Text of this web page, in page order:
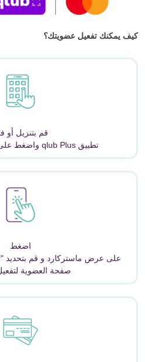
كيف يمكنك تفعيل عضويتك؟
قم بتنزيل أو
تطبيق qlub Plus واضغط على "الاشتراك الآن"
اضغط
على عرض ماستركارد و قم
صفحة العضوية